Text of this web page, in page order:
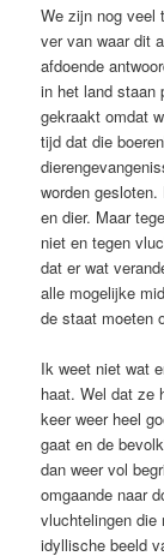
We zijn nog veel
ver van waar dit
afdoende
in het land staan
gekraakt omdat
tijd dat die
worden
en dier. Maar
niet en tegen
dat er wat
alle mogelijke
de staat moeten
Ik weet niet wat
haat. Wel dat ze
keer weer heel
gaat en de
dan weer vol
omgaande naar
vluchtelingen
idyllische beeld